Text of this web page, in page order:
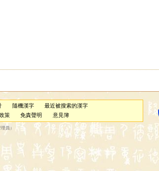
隨機漢字
最近被搜索的漢字
策 免責聲明 意見簿
理員）